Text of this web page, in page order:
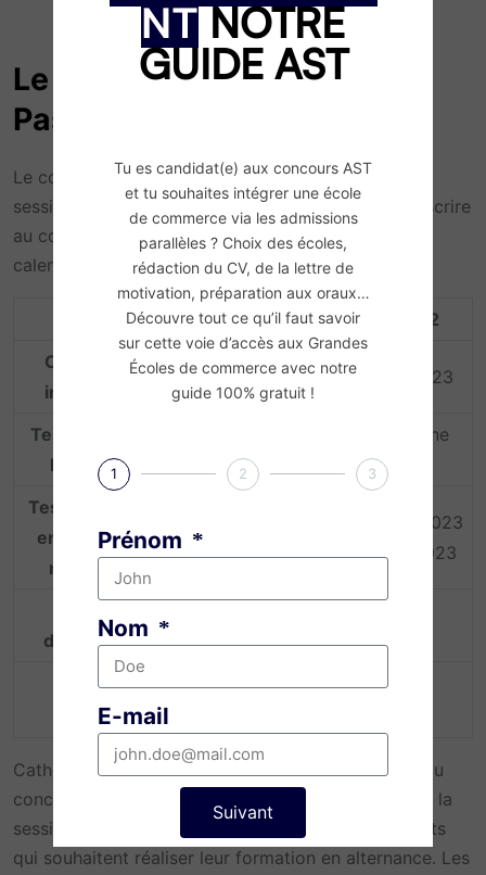
Le calendrier du concours
Passerelle 2023
Le concours Passerelle 2023 conserve la double
session de recrutement. Il est déjà possible de s’inscrire
au concours Passerelle 1 ou Passerelle 2. Voici le
calendrier pour le concours AST en 2023.
Session 1
Session 2
Clôture des
inscriptions
17 janvier 2023 25 avril 2023
Test d’aptitude
Passerelle
janvier
quinzaine
d’avril
Test d’anglais +
entretiens de
motivation
Du 15 mai 2023
au 5 juin 2023
d’admission
Catherine Gautier de la Plaine, déléguée générale du
concours Passerelle, en a profité pour préciser que la
session de janvier 2023 est idéale pour les étudiants
qui souhaitent réaliser leur formation en alternance. Les
NTNOTRE
GUIDE AST
Tu es candidat(e) aux concours AST
et tu souhaites intégrer une école
de commerce via les admissions
parallèles ? Choix des écoles,
rédaction du CV, de la lettre de
motivation, préparation aux oraux…
Découvre tout ce qu’il faut savoir
sur cette voie d’accès aux Grandes
Écoles de commerce avec notre
guide 100% gratuit !
1 2 3
Prénom
Nom
E-mail
Suivant